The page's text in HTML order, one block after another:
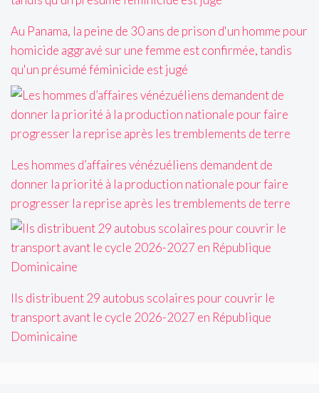
Au Panama, la peine de 30 ans de prison d'un homme pour
homicide aggravé sur une femme est confirmée, tandis
qu'un présumé féminicide est jugé
Les hommes d’affaires vénézuéliens demandent de
donner la priorité à la production nationale pour faire
progresser la reprise après les tremblements de terre
Ils distribuent 29 autobus scolaires pour couvrir le
transport avant le cycle 2026-2027 en République
Dominicaine